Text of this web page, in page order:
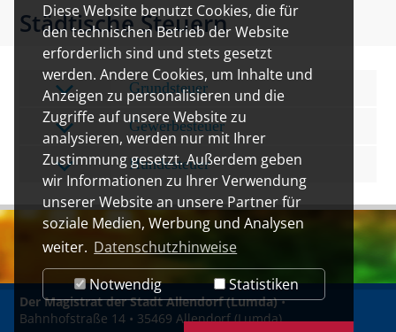
Diese Website benutzt Cookies, die für
den technischen Betrieb der Website
erforderlich sind und stets gesetzt
werden. Andere Cookies, um Inhalte und
Anzeigen zu personalisieren und die
Zugriffe auf unsere Website zu
analysieren, werden nur mit Ihrer
Zustimmung gesetzt. Außerdem geben
wir Informationen zu Ihrer Verwendung
unserer Website an unsere Partner für
soziale Medien, Werbung und Analysen
weiter. Datenschutzhinweise
Notwendig
Statistiken
Städtische Steuern
Grundsteuer
Gewerbesteuer
Hundesteuer
Der Magistrat der Stadt Allendorf (Lumda)•
Bahnhofstraße 14 • 35469 Allendorf (Lumda)